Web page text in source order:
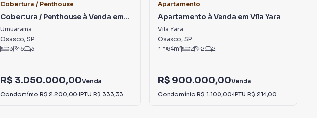
Cobertura / Penthouse
Cobertura / Penthouse à Venda em
Umuarama
Umuarama
Osasco, SP
3
5 3
R$ 3.050.000,00Venda
Condomínio R$ 2.200,00·IPTU R$ 333,33
Apartamento
Apartamento à Venda em Vila Yara
Vila Yara
Osasco, SP
84m² 2 2 2
R$ 900.000,00Venda
Condomínio R$ 1.100,00·IPTU R$ 214,00